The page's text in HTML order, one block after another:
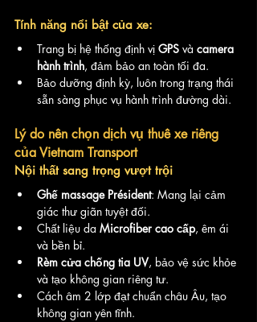
Tính năng nổi bật của xe:
Trang bị hệ thống định vị GPS và camera
hành trình, đảm bảo an toàn tối đa.
Bảo dưỡng định kỳ, luôn trong trạng thái
sẵn sàng phục vụ hành trình đường dài.
Lý do nên chọn dịch vụ thuê xe riêng
của Vietnam Transport
Nội thất sang trọng vượt trội
Ghế massage Président: Mang lại cảm
giác thư giãn tuyệt đối.
Chất liệu da Microfiber cao cấp, êm ái
và bền bỉ.
Rèm cửa chống tia UV, bảo vệ sức khỏe
và tạo không gian riêng tư.
Cách âm 2 lớp đạt chuẩn châu Âu, tạo
không gian yên tĩnh.